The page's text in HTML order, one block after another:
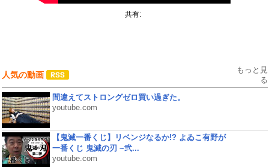
共有:
人気の動画
もっと見
る
間違えてストロングゼロ買い過ぎた。
youtube.com
【鬼滅一番くじ】リベンジなるか!? よゐこ有野が
一番くじ 鬼滅の刃 ~弐...
youtube.com